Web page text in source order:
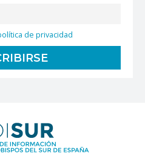
de privacidad